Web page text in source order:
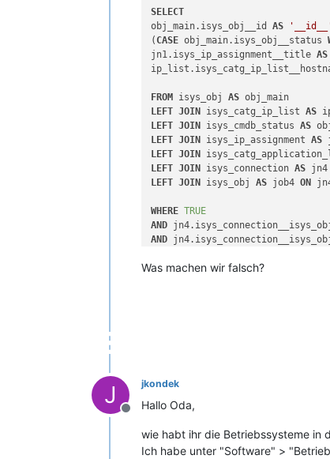
SELECT
obj_main.isys_obj__id AS
( CASE obj_main.isys_obj__status
jn1.isys_ip_assignment__title AS
FROM isys_obj AS
LEFT JOIN isys_catg_ip_list AS
LEFT JOIN isys_cmdb_status AS
LEFT JOIN isys_ip_assignment AS
LEFT JOIN
LEFT JOIN isys_connection AS
LEFT JOIN isys_obj AS job4 ON
WHERE TRUE
AND
AND
AND
AND
AND obj_main.isys_obj__status
Was machen wir falsch?
J
Offline
jkondek
Hallo Oda,
wie habt ihr die Betriebssysteme in
Ich habe unter "Software" >